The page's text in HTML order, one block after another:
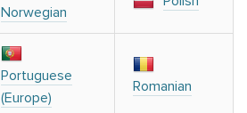
Norwegian
Portuguese
(Europe)
Romanian